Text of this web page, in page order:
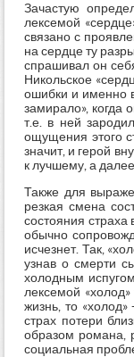
Зачастую
лексемой
связано с
на сердце ту
спрашивал он
Никольское
ошибки и именно
замирало», когда
т.е. в ней
ощущения этого
значит, и герой
к лучшему, а
Также для
резкая смена
состояния страха
обычно
исчезнет. Так,
узнав о смерти
холодным
лексемой
жизнь, то
страх потери
образом романа,
социальная